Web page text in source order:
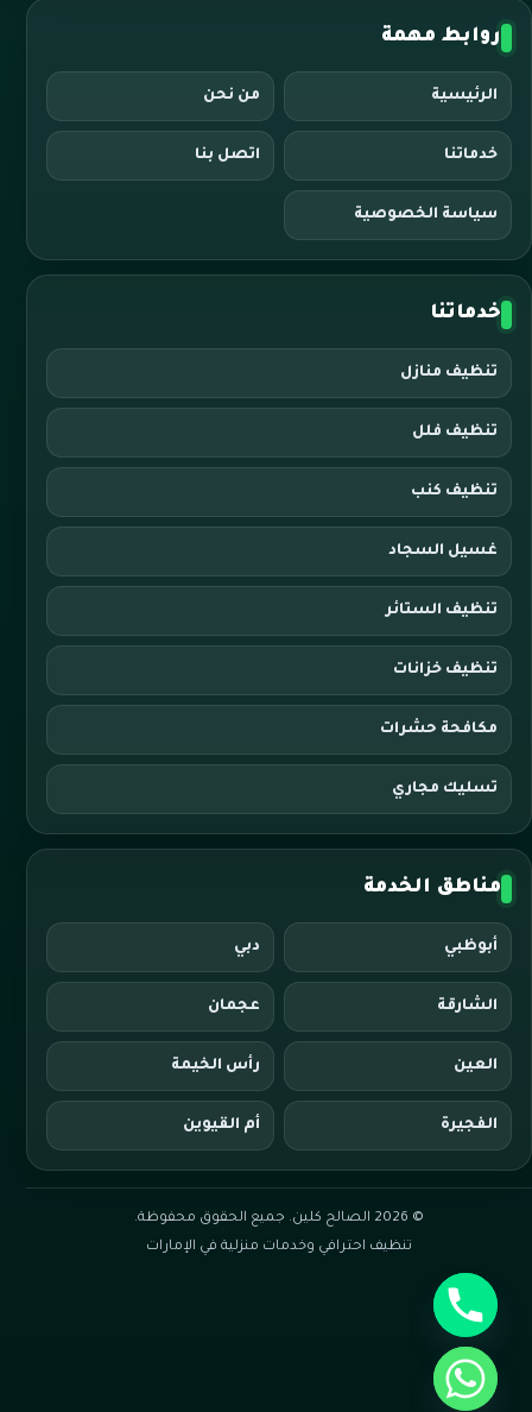
روابط مهمة
الرئيسية من نحن
خدماتنا اتصل بنا
سياسة الخصوصية
خدماتنا
تنظيف منازل
تنظيف فلل
تنظيف كنب
غسيل السجاد
تنظيف الستائر
تنظيف خزانات
مكافحة حشرات
تسليك مجاري
مناطق الخدمة
أبوظبي دبي
الشارقة عجمان
العين رأس الخيمة
الفجيرة أم القيوين
© 2026 الصالح كلين. جميع الحقوق محفوظة.
تنظيف احترافي وخدمات منزلية في الإمارات